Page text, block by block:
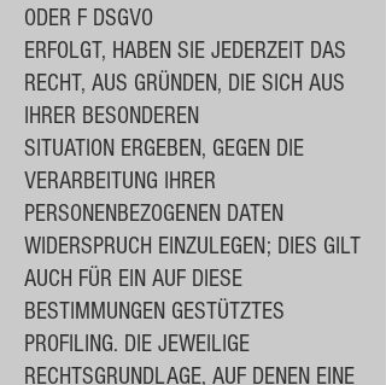
ODER F DSGVO
ERFOLGT, HABEN SIE JEDERZEIT DAS
RECHT, AUS GRÜNDEN, DIE SICH AUS
IHRER BESONDEREN
SITUATION ERGEBEN, GEGEN DIE
VERARBEITUNG IHRER
PERSONENBEZOGENEN DATEN
WIDERSPRUCH EINZULEGEN; DIES GILT
AUCH FÜR EIN AUF DIESE
BESTIMMUNGEN GESTÜTZTES
PROFILING. DIE JEWEILIGE
RECHTSGRUNDLAGE, AUF DENEN EINE